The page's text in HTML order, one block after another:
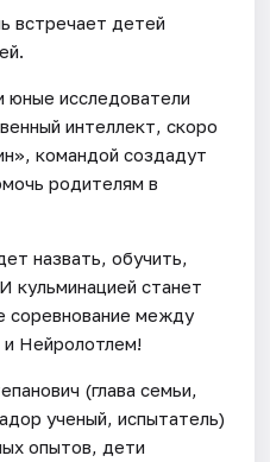
встречает детей
юные исследователи
интеллект, скоро
командой создадут
родителям в
назвать, обучить,
кульминацией станет
соревнование между
Нейролотлем!
(глава семьи,
ученый, испытатель)
опытов, дети